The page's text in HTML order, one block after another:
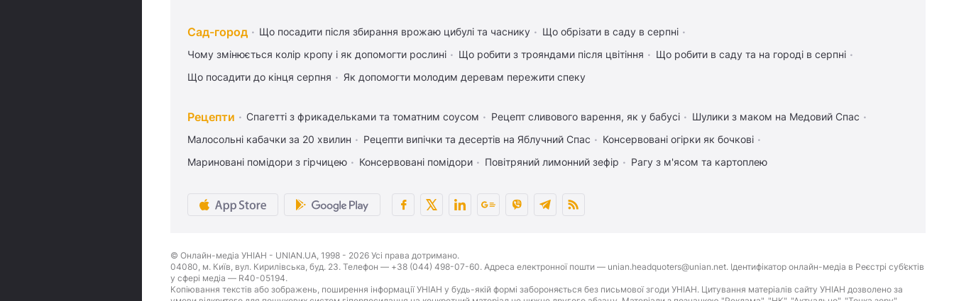
Сад-город Що посадити після збирання врожаю цибулі та часнику
Що обрізати в саду в серпні
Чому змінюється колір кропу і як допомогти рослині
Що робити з трояндами після цвітіння
Що робити в саду та на городі в серпні
Що посадити до кінця серпня
Як допомогти молодим деревам пережити спеку
Рецепти Спагетті з фрикадельками та томатним соусом Рецепт сливового варення, як у бабусі
Шулики з маком на Медовий Спас
Малосольні кабачки за 20 хвилин
Рецепти випічки та десертів на Яблучний Спас
Консервовані огірки як бочкові
Мариновані помідори з гірчицею
Консервовані помідори Повітряний лимонний зефір Рагу з м'ясом та картоплею
© Онлайн-медіа УНІАН - UNIAN.UA, 1998 - 2026 Усі права дотримано.
04080, м. Київ, вул. Кирилівська, буд. 23. Телефон — +38 (044) 498-07-60. Адреса електронної пошти — unian.headquoters@unian.net. Ідентифікатор онлайн-медіа в Реєстрі суб’єктів
у сфері медіа — R40-05194.
Копіювання текстів або зображень, поширення інформації УНІАН у будь-якій формі забороняється без письмової згоди УНІАН. Цитування матеріалів сайту УНІАН дозволено за